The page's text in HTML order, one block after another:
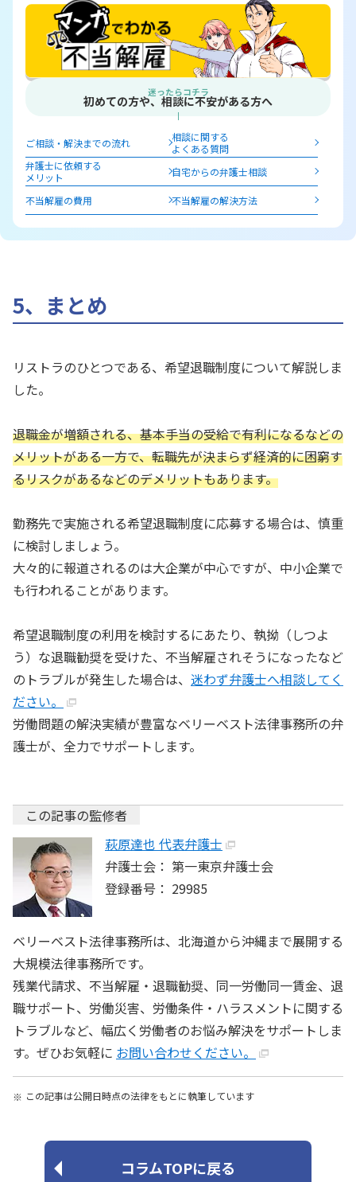
迷ったらコチラ
初めての方や、相談に不安がある方へ
ご相談・解決までの流れ
相談に関する
よくある質問
弁護士に依頼する
メリット
自宅からの弁護士相談
不当解雇の費用 不当解雇の解決方法
5、まとめ
リストラのひとつである、希望退職制度について解説しま
した。
退職金が増額される、基本手当の受給で有利になるなどの
メリットがある一方で、転職先が決まらず経済的に困窮す
るリスクがあるなどのデメリットもあります。
勤務先で実施される希望退職制度に応募する場合は、慎重
に検討しましょう。
大々的に報道されるのは大企業が中心ですが、中小企業で
も行われることがあります。
希望退職制度の利用を検討するにあたり、執拗（しつよ
う）な退職勧奨を受けた、不当解雇されそうになったなど
のトラブルが発生した場合は、 迷わず弁護士へ相談してく
ださい。
労働問題の解決実績が豊富なベリーベスト法律事務所の弁
護士が、全力でサポートします。
この記事の監修者
萩原達也 代表弁護士
弁護士会： 第一東京弁護士会
登録番号： 29985
ベリーベスト法律事務所は、北海道から沖縄まで展開する
大規模法律事務所です。
残業代請求、不当解雇・退職勧奨、同一労働同一賃金、退
職サポート、労働災害、労働条件・ハラスメントに関する
トラブルなど、幅広く労働者のお悩み解決をサポートしま
す。ぜひお気軽に お問い合わせください。
この記事は公開日時点の法律をもとに執筆しています
コラムTOPに戻る